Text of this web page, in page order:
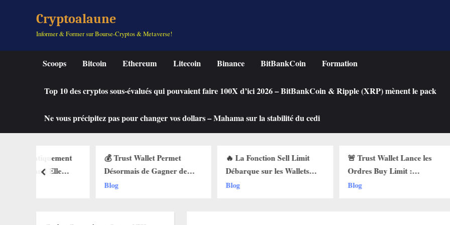
Cryptoalaune
Informer & Former sur Bourse-Cryptos & Metaverse!
Scoops Bitcoin Ethereum Litecoin Binance BitBankCoin Formation
Top 10 des cryptos sous-évalués qui pouvaient faire 100X d’ici 2026 – BitBankCoin & Ripple (XRP) mènent le pack
Ne vous précipitez pas pour changer vos dollars – Mahama sur la stabilité du cedi
💰 Trust Wallet Permet
Désormais de Gagner de
l’Argent Sans Trader ? Les
🔥 La Fonction Sell Limit
Débarque sur les Wallets
Web3 : Voici Pourquoi Ça
🚨 Trust Wallet Lance les
Ordres Buy Limit :
Comment Acheter vos
une
Chute
prev